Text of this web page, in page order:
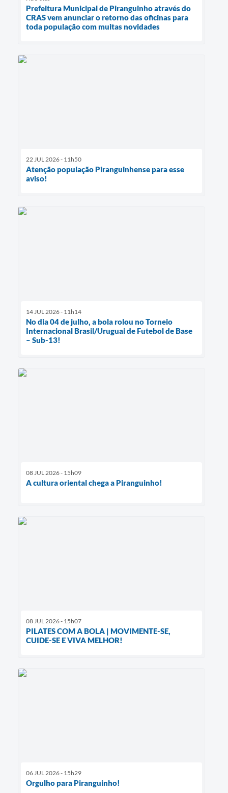
Prefeitura Municipal de Piranguinho através do
CRAS vem anunciar o retorno das oficinas para
toda população com muitas novidades
22 JUL 2026 - 11h50
Atenção população Piranguinhense para esse
aviso!
14 JUL 2026 - 11h14
No dia 04 de julho, a bola rolou no Torneio
Internacional Brasil/Uruguai de Futebol de Base
– Sub-13!
08 JUL 2026 - 15h09
A cultura oriental chega a Piranguinho!
08 JUL 2026 - 15h07
PILATES COM A BOLA | MOVIMENTE-SE,
CUIDE-SE E VIVA MELHOR!
06 JUL 2026 - 15h29
Orgulho para Piranguinho!